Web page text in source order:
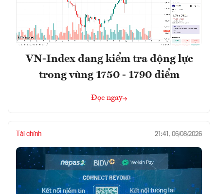
VN-Index đang kiểm tra động lực
trong vùng 1750 - 1790 điểm
Đọc ngay
Tài chính 21:41, 06/08/2026